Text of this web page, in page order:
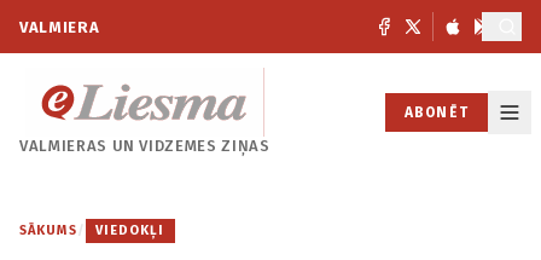
VALMIERA
VALMIERAS UNVIDZEMES ZIŅAS
ABONĒT
SĀKUMS / VIEDOKĻI